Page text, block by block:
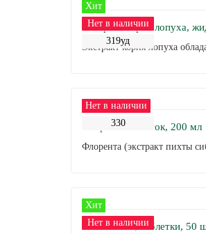
Хит
Нет в наличии
319уд
Экстракт корня лопуха,
Экстракт корня лопуха
Нет в наличии
330
Флорента напиток, 200 мл
Флорента (экстракт пихты
Хит
Нет в наличии
Вазолептин, таблетки, 50